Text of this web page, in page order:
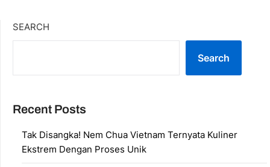
SEARCH
Search
Recent Posts
Tak Disangka! Nem Chua Vietnam Ternyata Kuliner
Ekstrem Dengan Proses Unik